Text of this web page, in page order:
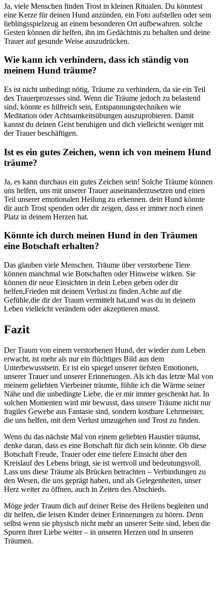
Ja, viele Menschen ‌finden Trost in kleinen‌ Ritualen. Du könntest
eine ​Kerze für deinen ‌Hund ​anzünden, ‌ein Foto aufstellen oder sein‌
lieblingsspielzeug an einem besonderen Ort aufbewahren. solche
Gesten ‌können dir helfen, ihn im Gedächtnis zu behalten und deine​
Trauer auf gesunde Weise auszudrücken.
Wie kann ich verhindern, dass ich ständig von
meinem Hund träume?
Es ist nicht unbedingt nötig, Träume⁤ zu verhindern, da ‌sie ein Teil
des Trauerprozesses sind. Wenn ⁢die Träume⁢ jedoch zu belastend
sind, könnte es‌ hilfreich sein, Entspannungstechniken wie
Meditation oder Achtsamkeitsübungen auszuprobieren. Damit
kannst du deinen ⁢Geist‌ beruhigen und ⁣dich vielleicht weniger⁣ mit
der Trauer⁤ beschäftigen.
Ist es ein gutes ‍Zeichen, wenn ich von ‌meinem ​Hund
träume?
Ja, es kann durchaus ein⁣ gutes ⁣Zeichen sein! ‌Solche Träume können
uns helfen,⁤ uns⁢ mit unserer Trauer auseinanderzusetzen und einen
Teil ​unserer⁢ emotionalen Heilung zu erkennen. dein Hund⁢ könnte
‍dir‌ auch‍ Trost spenden​ oder dir zeigen, dass er immer noch einen
Platz in deinem Herzen⁢ hat.
Könnte ich ⁤durch meinen Hund in den Träumen
eine Botschaft erhalten?
Das glauben viele‌ Menschen. Träume über verstorbene Tiere
können manchmal wie Botschaften oder Hinweise wirken. Sie⁢
können dir neue Einsichten in dein​ Leben geben oder dir
helfen,Frieden mit deinem ⁣Verlust zu finden.Achte⁢ auf die
Gefühle,die dir ⁢der ​Traum vermittelt ​hat,und was du in deinem
Leben vielleicht‌ verändern oder akzeptieren musst.
Fazit
Der Traum von einem verstorbenen Hund, der wieder zum Leben
erwacht, ist mehr ‍als‍ nur ein flüchtiges Bild ‍aus ⁣dem
Unterbewusstsein. Er ist ein spiegel unserer tiefsten⁤ Emotionen,
unserer Trauer und unserer Erinnerungen.‍ Als‍ ich das letzte Mal‍ von
meinem geliebten Vierbeiner träumte, fühlte ich die Wärme seiner
Nähe und die unbedingte ‍Liebe, die er ⁣mir immer geschenkt hat. In‍
solchen Momenten wird mir ⁢bewusst, dass unsere Träume⁣ nicht nur
fragiles Gewebe⁣ aus Fantasie sind, sondern kostbare Lehrmeister,
die uns‍ helfen, ​mit dem⁣ Verlust⁣ umzugehen ​und Trost‌ zu finden.
Wenn du das nächste ⁤Mal von⁢ einem geliebten Haustier‍ träumst,⁣
denke daran,⁣ dass es eine Botschaft für⁣ dich sein könnte. Ob diese
Botschaft Freude, Trauer oder eine‌ tiefere Einsicht über den‌
Kreislauf des Lebens ⁤bringt, sie ist‍ wertvoll und ​bedeutungsvoll.
Lass ‌uns diese Träume als ‌Brücken‌ betrachten – Verbindungen zu
den Wesen, ⁢die uns geprägt​ haben,⁤ und als Gelegenheiten, unser‍
Herz ‌weiter zu öffnen, auch in Zeiten des Abschieds.
Möge jeder Traum ⁤dich auf deiner Reise des Heilens begleiten und
dir ‌helfen,​ die ‍leisen Kinder deiner Erinnerungen zu hören. Denn‌
selbst wenn sie physisch nicht⁢ mehr ⁤an unserer Seite sind, leben die
Spuren‌ ihrer Liebe weiter‍ – in unseren Herzen und in ⁢unseren
Träumen.